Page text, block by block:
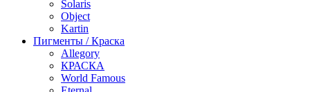
Solaris
Object
Kartin
Пигменты / Краска
Allegory
КРАСКА
World Famous